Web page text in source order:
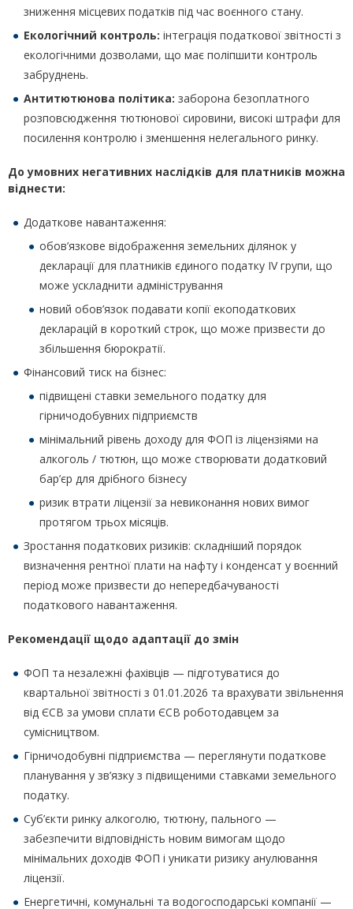
зниження місцевих податків під час воєнного стану.
Екологічний контроль: інтеграція податкової звітності з
екологічними дозволами, що має поліпшити контроль
забруднень.
Антитютюнова політика: заборона безоплатного
розповсюдження тютюнової сировини, високі штрафи для
посилення контролю і зменшення нелегального ринку.
До умовних негативних наслідків для платників можна
віднести:
Додаткове навантаження:
обов’язкове відображення земельних ділянок у
декларації для платників єдиного податку IV групи, що
може ускладнити адміністрування
новий обов’язок подавати копії екоподаткових
декларацій в короткий строк, що може призвести до
збільшення бюрократії.
Фінансовий тиск на бізнес:
підвищені ставки земельного податку для
гірничодобувних підприємств
мінімальний рівень доходу для ФОП із ліцензіями на
алкоголь / тютюн, що може створювати додатковий
бар’єр для дрібного бізнесу
ризик втрати ліцензії за невиконання нових вимог
протягом трьох місяців.
Зростання податкових ризиків: складніший порядок
визначення рентної плати на нафту і конденсат у воєнний
період може призвести до непередбачуваності
податкового навантаження.
Рекомендації щодо адаптації до змін
ФОП та незалежні фахівців — підготуватися до
квартальної звітності з 01.01.2026 та врахувати звільнення
від ЄСВ за умови сплати ЄСВ роботодавцем за
сумісництвом.
Гірничодобувні підприємства — переглянути податкове
планування у зв’язку з підвищеними ставками земельного
податку.
Суб’єкти ринку алкоголю, тютюну, пального —
забезпечити відповідність новим вимогам щодо
мінімальних доходів ФОП і уникати ризику анулювання
ліцензії.
Енергетичні, комунальні та водогосподарські компанії —